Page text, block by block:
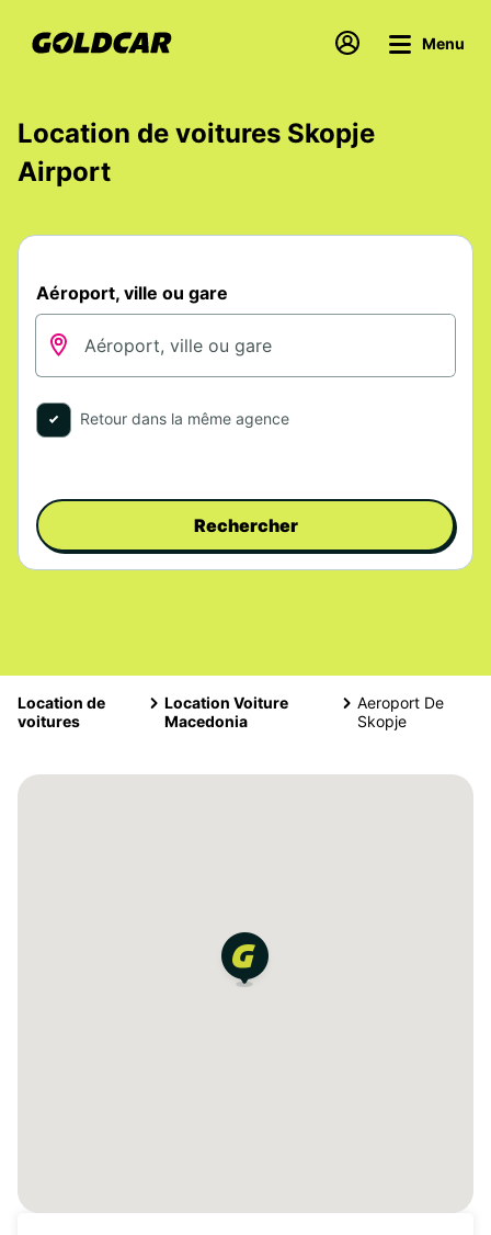
Menu
Location de voitures Skopje
Airport
Aéroport, ville ou gare
Retour dans la même agence
Rechercher
Location de
voitures
Location Voiture
Macedonia
Aeroport De
Skopje